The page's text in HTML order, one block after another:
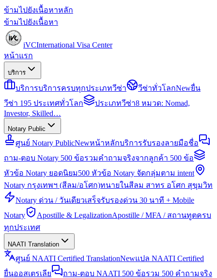
ข้ามไปยังเนื้อหาหลัก
ข้ามไปยังเนื้อหา
iVCInternational Visa Center
หน้าแรก
บริการ
บริการบริการครบทุกประเภทวีซ่า วีซ่าทั่วโลกNewยื่น
วีซ่า 195 ประเทศทั่วโลก
ประเภทวีซ่า8 หมวด: Nomad,
Investor, Skilled…
Notary Public
ศูนย์ Notary PublicNewหน้าหลักบริการรับรองลายมือชื่อ
ถาม-ตอบ Notary 500 ข้อรวมคำถามจริงจากลูกค้า 500 ข้อ
หัวข้อ Notary ยอดนิยม500 หัวข้อ Notary จัดกลุ่มตาม intent
Notary กรุงเทพฯ (สีลม/อโศก)ทนายในสีลม สาทร อโศก สุขุมวิท
Notary ด่วน / วันเดียวเสร็จรับรองด่วน 30 นาที + Mobile
Notary
Apostille & LegalizationApostille / MFA / สถานทูตครบ
ทุกประเทศ
NAATI Translation
ศูนย์ NAATI Certified TranslationNewแปล NAATI Certified
ยื่นออสเตรเลีย
ถาม-ตอบ NAATI 500 ข้อรวม 500 คำถามจริง